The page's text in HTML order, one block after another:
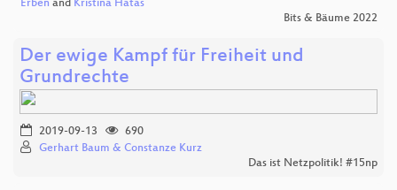
Erben and Kristina Hatas
Bits & Bäume 2022
Der ewige Kampf für Freiheit und
Grundrechte
2019-09-13
690
Gerhart Baum & Constanze Kurz
Das ist Netzpolitik! #15np